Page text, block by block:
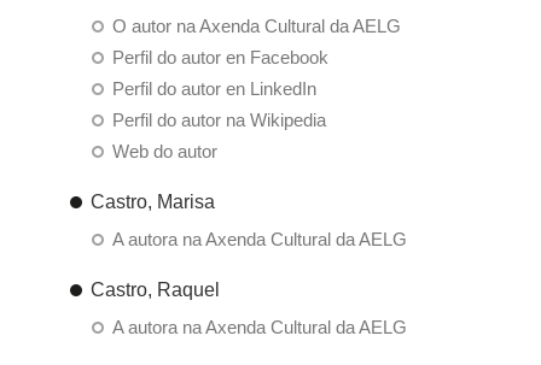
O autor na Axenda Cultural da AELG
Perfil do autor en Facebook
Perfil do autor en LinkedIn
Perfil do autor na Wikipedia
Web do autor
Castro, Marisa
A autora na Axenda Cultural da AELG
Castro, Raquel
A autora na Axenda Cultural da AELG